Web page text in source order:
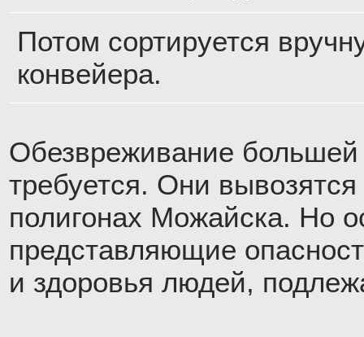
Потом сортируется
конвейера.
Обезвреживание большей
требуется. Они
полигонах Можайска. Но
представляющие
и здоровья людей,